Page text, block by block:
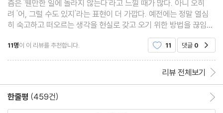
즘은 '웬만한 일에 놀라지 않는다'라고 느낄 때가 많다. 아니 오히
려 '어, 그럴 수도 있지'라는 표현이 더 가깝다. 예전에는 정말 열심
히 숙고하고 떠오르는 생각을 현실로 갖고 오기 위한 방법을 끊임없
이 찾았다. 몰입의 느낌도 있고, 성취의 즐거움도 있고, 장벽을 마주
하고 안달복달도 하고, 걱정의 무게에 정신이
11명이 이 리뷰를 추천합니다. 11 댓글 0
리뷰 전체보기
한줄평 (459건)